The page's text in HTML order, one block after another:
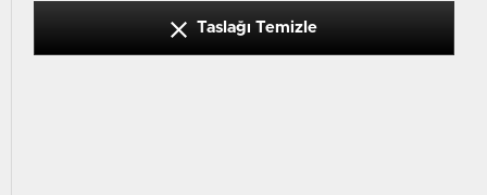
Taslağı Temizle